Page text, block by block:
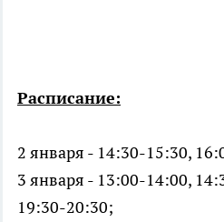
Расписание:
2 января - 14:30-15:30,
3 января - 13:00-14:00,
19:30-20:30;